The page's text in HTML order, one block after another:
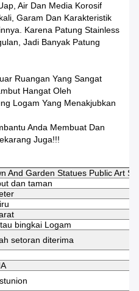
Air Dan Media Korosif
Garam Dan Karakteristik
Karena Patung Stainless
Jadi Banyak Patung
Ruangan Yang Sangat
Hangat Oleh
Logam Yang Menakjubkan
Anda Membuat Dan
Juga!!!
And Garden Statues Public Art
dan taman
bingkai Logam
setoran diterima